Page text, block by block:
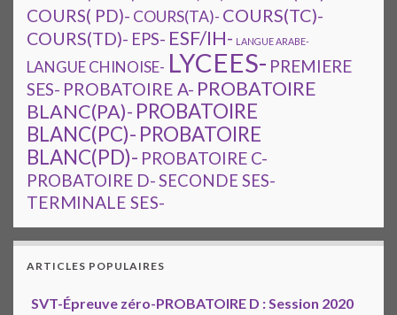
COURS( PD)- COURS(TA)- COURS(TC)-
COURS(TD)- EPS- ESF/IH- LANGUE ARABE-
LANGUE CHINOISE- LYCEES- PREMIERE
SES- PROBATOIRE A- PROBATOIRE
BLANC(PA)- PROBATOIRE
BLANC(PC)- PROBATOIRE
BLANC(PD)- PROBATOIRE C-
PROBATOIRE D-SECONDE SES-
TERMINALE SES-
ARTICLES POPULAIRES
SVT-Épreuve zéro-PROBATOIRE D : Session 2020